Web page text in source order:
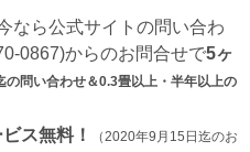
なら公式サイトの問い合わ
0867)からのお問合せで5ヶ
の問い合わせ＆0.3畳以上・半年以上の
ス無料！
（2020年9月15日迄のお